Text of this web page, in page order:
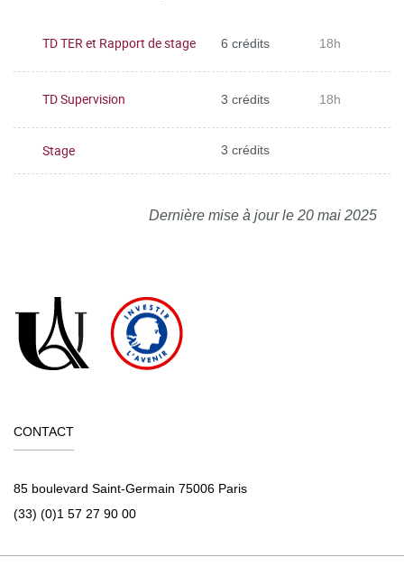
TD TER et Rapport de stage 6 crédits 18h
TD Supervision 3 crédits 18h
Stage 3 crédits
Dernière mise à jour le 20 mai 2025
CONTACT
85 boulevard Saint-Germain 75006 Paris
(33) (0)1 57 27 90 00